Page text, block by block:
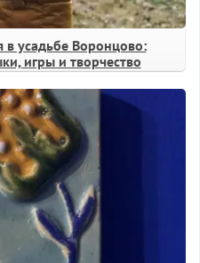
в усадьбе Воронцово:
игры и творчество